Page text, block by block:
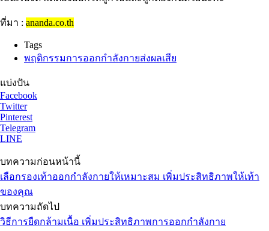
ที่มา : ananda.co.th
Tags
พฤติกรรมการออกกำลังกายส่งผลเสีย
แบ่งปัน
Facebook
Twitter
Pinterest
Telegram
LINE
บทความก่อนหน้านี้
เลือกรองเท้าออกกำลังกายให้เหมาะสม เพิ่มประสิทธิภาพให้เท้า
ของคุณ
บทความถัดไป
วิธีการยืดกล้ามเนื้อ เพิ่มประสิทธิภาพการออกกำลังกาย